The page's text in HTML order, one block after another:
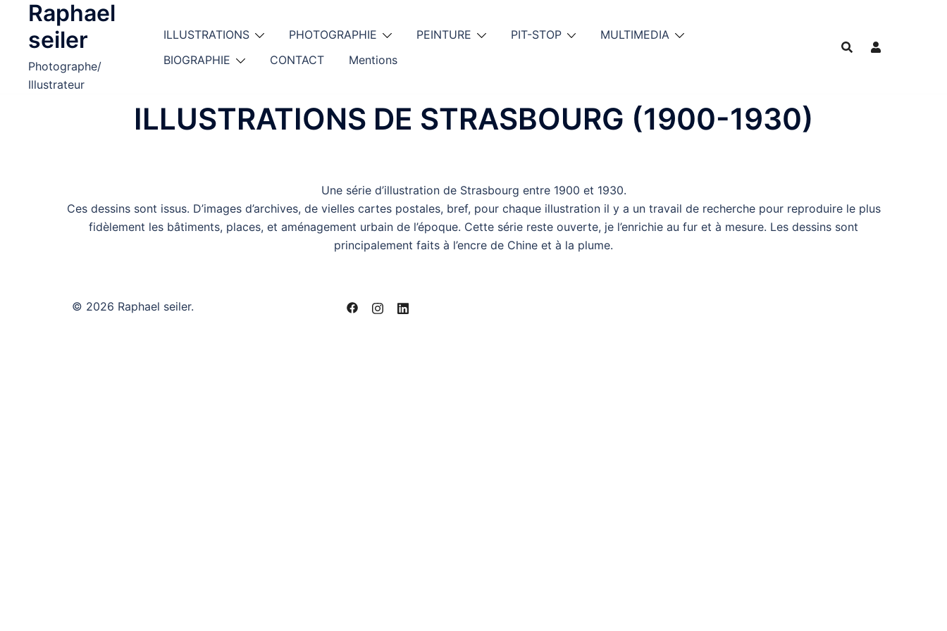
contenu
Raphael
seiler
Photographe/
Illustrateur
ILLUSTRATIONS PHOTOGRAPHIE PEINTURE PIT-STOP
MULTIMEDIA
BIOGRAPHIE
CONTACT Mentions
ILLUSTRATIONS DE STRASBOURG (1900-1930)
Une série d’illustration de Strasbourg entre 1900 et 1930.
Ces dessins sont issus. D’images d’archives, de vielles cartes postales, bref, pour chaque illustration il y a un travail de recherche pour reproduire le plus
fidèlement les bâtiments, places, et aménagement urbain de l’époque. Cette série reste ouverte, je l’enrichie au fur et à mesure. Les dessins sont
principalement faits à l’encre de Chine et à la plume.
© 2026 Raphael seiler.